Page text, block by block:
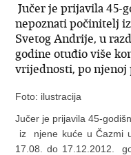
Jučer je prijavila 45-
nepoznati počinitelj
Svetog Andrije, u
godine otuđio više
vrijednosti, po njenoj
Foto: ilustracija
Jučer je prijavila 45-
iz njene kuće u Čazmi
17.08. do 17.12.2012.